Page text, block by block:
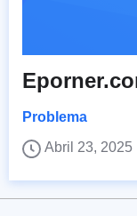
Problema
Abril 23, 2025